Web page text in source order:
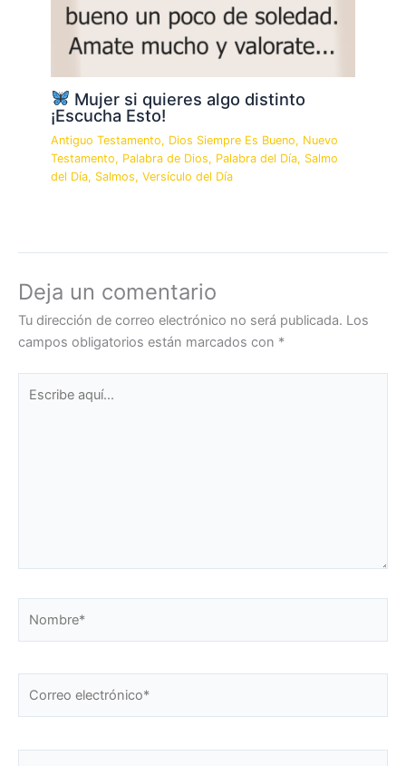
Mujer si quieres algo distinto
¡Escucha Esto!
Antiguo Testamento, Dios Siempre Es Bueno, Nuevo
Testamento, Palabra de Dios, Palabra del Día, Salmo
del Día, Salmos,Versículo del Día
Deja un comentario
Tu dirección de correo electrónico no será publicada. Los
campos obligatorios están marcados con *
aquí...